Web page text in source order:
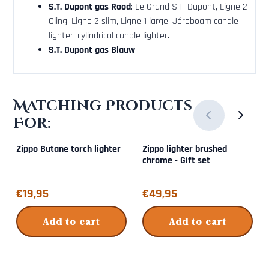
S.T. Dupont gas Rood: Le Grand S.T. Dupont, Ligne 2
Cling, Ligne 2 slim, Ligne 1 large, Jéroboam candle
lighter, cylindrical candle lighter.
S.T. Dupont gas Blauw:
Matching Products
For:
Zippo Butane torch lighter
Price: 19,95
€19,95
Add to cart
Zippo lighter brushed
chrome - Gift set
Price: 49,95
€49,95
Add to cart